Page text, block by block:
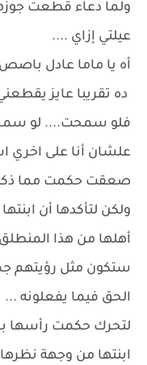
ولما دعاء قطعت
عيلتي إزاي ....
أه يا ماما عادل
ده تقريبا عايز
فلو سمحت.... لو
علشان أنا على اخري
صعقت حكمت مما
ولكن لتأكدها أن
أهلها من هذا
ستكون مثل رؤيتهم
الحق فيما يفعلونه ...
لتحرك حكمت رأسها
ابنتها من وجهة